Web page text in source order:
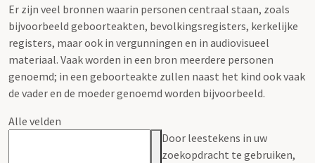
Er zijn veel bronnen waarin personen centraal staan, zoals
bijvoorbeeld geboorteakten, bevolkingsregisters, kerkelijke
registers, maar ook in vergunningen en in audiovisueel
materiaal. Vaak worden in een bron meerdere personen
genoemd; in een geboorteakte zullen naast het kind ook vaak
de vader en de moeder genoemd worden bijvoorbeeld.
Alle velden
Door leestekens in uw
zoekopdracht te gebruiken,